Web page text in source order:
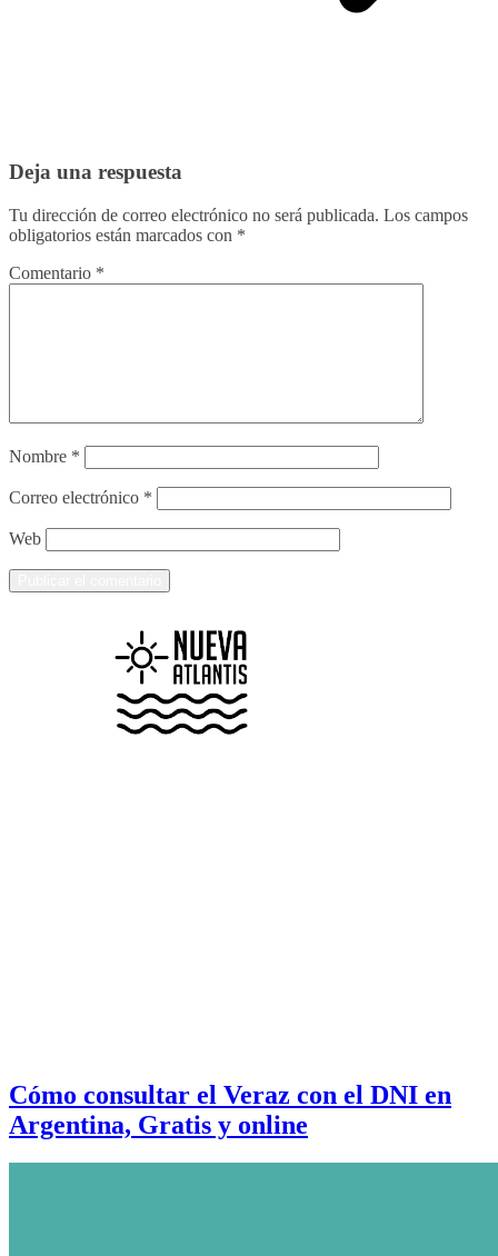
Deja una respuesta
Tu dirección de correo electrónico no será publicada. Los campos
obligatorios están marcados con *
Comentario *
Nombre *
Correo electrónico *
Web
Cómo consultar el Veraz con el DNI en
Argentina, Gratis y online